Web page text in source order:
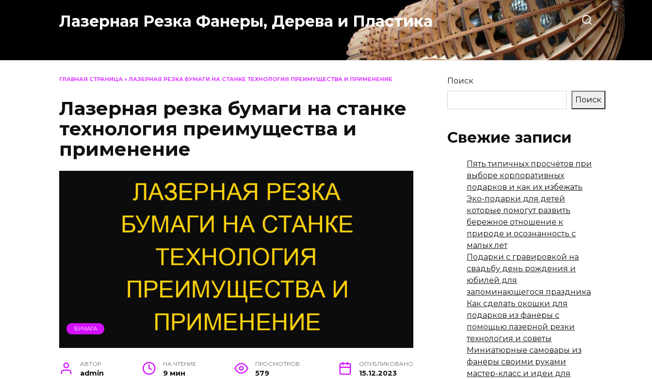
Лазерная Резка Фанеры, Дерева и Пластика
ГЛАВНАЯ СТРАНИЦА » ЛАЗЕРНАЯ РЕЗКА БУМАГИ НА СТАНКЕ ТЕХНОЛОГИЯ ПРЕИМУЩЕСТВА И ПРИМЕНЕНИЕ
Лазерная резка бумаги на станке
технология преимущества и
применение
БУМАГА
АВТОР
admin
НА ЧТЕНИЕ
9 мин
ПРОСМОТРОВ
579
ОПУБЛИКОВАНО
15.12.2023
Поиск
Поиск
Свежие записи
Пять типичных просчётов при
выборе корпоративных
подарков и как их избежать
Эко-подарки для детей
которые помогут развить
бережное отношение к
природе и осознанность с
малых лет
Подарки с гравировкой на
свадьбу день рождения и
юбилей для
запоминающегося праздника
Как сделать окошки для
подарков из фанеры с
помощью лазерной резки
технология и советы
Миниатюрные самовары из
фанеры своими руками
мастер-класс и идеи для